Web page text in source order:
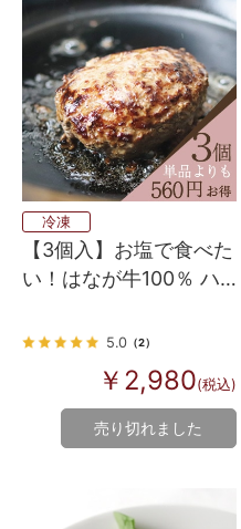
冷凍
【3個入】お塩で食べた
い！はなが牛100％ ハ
5.0（2）
￥2,980(税込)
売り切れました